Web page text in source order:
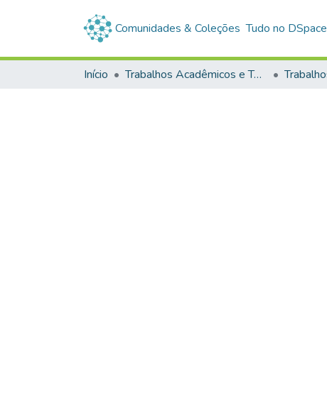
Comunidades & Coleções Tudo no DSpace
Início Trabalhos Acadêmicos e Técnicos